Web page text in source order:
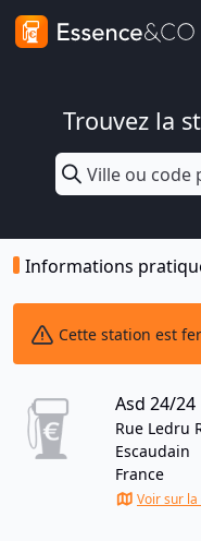
Trouvez la
Informations
Cette station est
Asd 24/24
Rue Ledru
Escaudain
France
Voir sur